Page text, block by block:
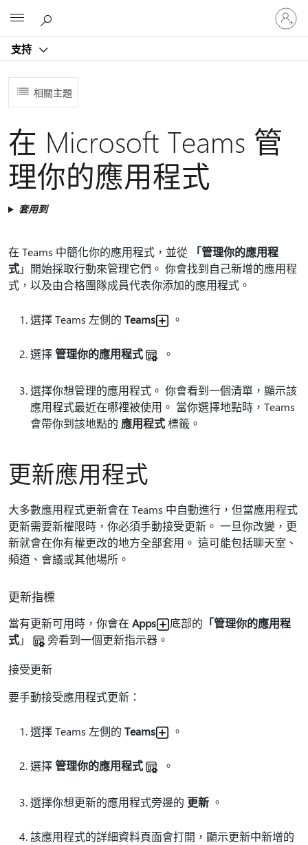
支持
登
入
您
相關主題
在 Microsoft Teams 管
理你的應用程式
套用到
在 Teams 中簡化你的應用程式，並從
「管理你的應用程
式」開始採取行動來管理它們。 你會找到自己新增的應用程
式，以及由合格團隊成員代表你添加的應用程式。
選擇 Teams 左側的 Teams 。
選擇管理你的應用程式 。
選擇你想管理的應用程式。 你會看到一個清單，顯示該
應用程式最近在哪裡被使用。 當你選擇地點時，Teams
會帶你到該地點的 應用程式標籤。
更新應用程式
大多數應用程式更新會在 Teams 中自動進行，但當應用程式
更新需要新權限時，你必須手動接受更新。 一旦你改變，更
新就會在你有權更改的地方全部套用。 這可能包括聊天室、
頻道、會議或其他場所。
更新指標
當有更新可用時，你會在 Apps 底部的 「管理你的應用程
式」 旁看到一個更新指示器。
接受更新
要手動接受應用程式更新：
選擇 Teams 左側的 Teams 。
選擇管理你的應用程式 。
選擇你想更新的應用程式旁邊的 更新 。
該應用程式的詳細資料頁面會打開，顯示更新中新增的